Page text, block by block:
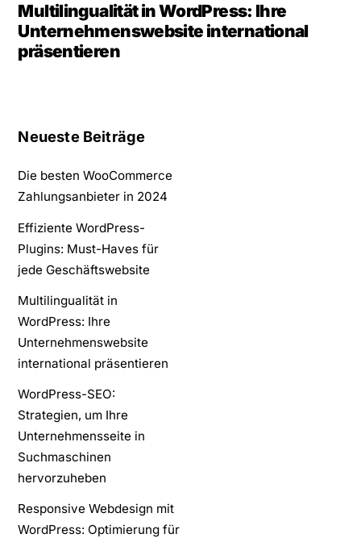
Multilingualität in WordPress: Ihre
Unternehmenswebsite international
präsentieren
Neueste Beiträge
Die besten WooCommerce
Zahlungsanbieter in 2024
Effiziente WordPress-
Plugins: Must-Haves für
jede Geschäftswebsite
Multilingualität in
WordPress: Ihre
Unternehmenswebsite
international präsentieren
WordPress-SEO:
Strategien, um Ihre
Unternehmensseite in
Suchmaschinen
hervorzuheben
Responsive Webdesign mit
WordPress: Optimierung für